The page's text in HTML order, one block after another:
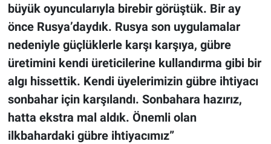
büyük oyuncularıyla birebir görüştük. Bir ay
önce Rusya’daydık. Rusya son uygulamalar
nedeniyle güçlüklerle karşı karşıya, gübre
üretimini kendi üreticilerine kullandırma gibi bir
algı hissettik. Kendi üyelerimizin gübre ihtiyacı
sonbahar için karşılandı. Sonbahara hazırız,
hatta ekstra mal aldık. Önemli olan
ilkbahardaki gübre ihtiyacımız”